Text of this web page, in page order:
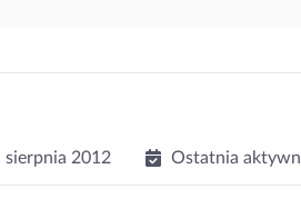
sierpnia 2012 Ostatnia